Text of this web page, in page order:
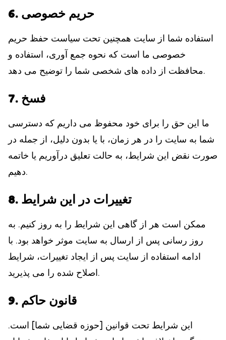
6. حریم خصوصی
استفاده شما از سایت همچنین تحت سیاست حفظ حریم
خصوصی ما است که نحوه جمع آوری، استفاده و
محافظت از داده های شخصی شما را توضیح می دهد.
7. فسخ
ما این حق را برای خود محفوظ می داریم که دسترسی
شما به سایت را در هر زمان، با یا بدون دلیل، از جمله در
صورت نقض این شرایط، به حالت تعلیق درآوریم یا خاتمه
دهیم.
8. تغییرات در این شرایط
ممکن است هر از گاهی این شرایط را به روز کنیم. به
روز رسانی پس از ارسال به سایت موثر خواهد بود. با
ادامه استفاده از سایت پس از ایجاد تغییرات، شرایط
اصلاح شده را می پذیرید.
9. قانون حاکم
این شرایط تحت قوانین [حوزه قضایی شما] است.